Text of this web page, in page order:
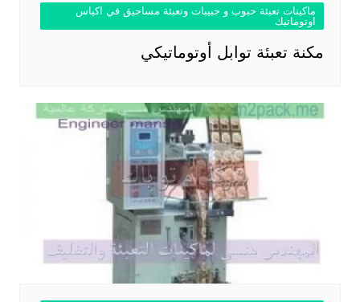
ماكينات تعبئة حبوب و حبيبات وتعبئة مساحيق في اكياس
اوتوماتيك
مكنة تعبئة توابل أوتوماتيكي